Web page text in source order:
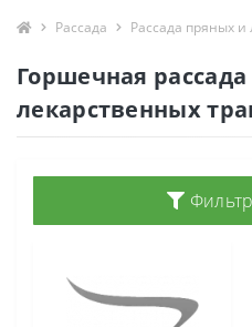
Рассада Рассада пряных и
Горшечная
лекарственных